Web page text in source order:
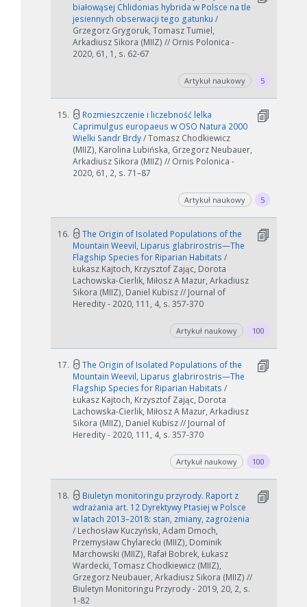
W zależności od ilości danych do przetworzenia generowanie pliku
może się wydłużyć.
Anuluj
białowąsej Chlidonias hybrida w Polsce na tle
jesiennych obserwacji tego gatunku /
Grzegorz Grygoruk, Tomasz Tumiel,
Arkadiusz Sikora (MIIZ) // Ornis Polonica -
2020, 61, 1, s. 62-67
Artykuł naukowy 5
15.
Rozmieszczenie i liczebność lelka
Caprimulgus europaeus w OSO Natura 2000
Wielki Sandr Brdy/ Tomasz Chodkiewicz
(MIIZ), Karolina Lubińska, Grzegorz Neubauer,
Arkadiusz Sikora (MIIZ) // Ornis Polonica -
2020, 61, 2, s. 71–87
Artykuł naukowy 5
16.
The Origin of Isolated Populations of the
Mountain Weevil, Liparus glabrirostris—The
Flagship Species for Riparian Habitats /
Łukasz Kajtoch, Krzysztof Zając, Dorota
Lachowska-Cierlik, Miłosz A Mazur, Arkadiusz
Sikora (MIIZ), Daniel Kubisz // Journal of
Heredity - 2020, 111, 4, s. 357-370
Artykuł naukowy 100
17.
The Origin of Isolated Populations of the
Mountain Weevil, Liparus glabrirostris—The
Flagship Species for Riparian Habitats /
Łukasz Kajtoch, Krzysztof Zając, Dorota
Lachowska-Cierlik, Miłosz A Mazur, Arkadiusz
Sikora (MIIZ), Daniel Kubisz // Journal of
Heredity - 2020, 111, 4, s. 357-370
Artykuł naukowy 100
18.
Biuletyn monitoringu przyrody. Raport z
wdrażania art. 12 Dyrektywy Ptasiej w Polsce
w latach 2013–2018: stan, zmiany, zagrożenia
/ Lechosław Kuczyński, Adam Dmoch,
Przemysław Chylarecki (MIIZ), Dominik
Marchowski (MIIZ), Rafał Bobrek, Łukasz
Wardecki, Tomasz Chodkiewicz (MIIZ),
Grzegorz Neubauer, Arkadiusz Sikora (MIIZ) //
Biuletyn Monitoringu Przyrody - 2019, 20, 2, s.
1-82